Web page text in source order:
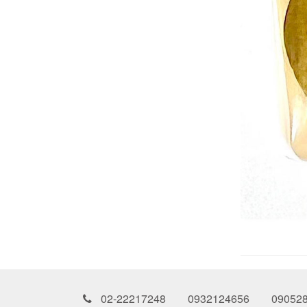
02-22217248 0932124656